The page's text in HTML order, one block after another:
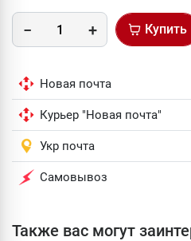
Купить
Новая почта
Курьер "Новая почта"
Укр почта
Самовывоз
Также вас могут